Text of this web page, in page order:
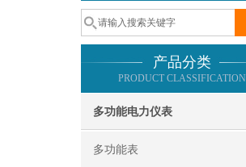
产品分类
PRODUCT CLASSIFICATION
多功能电力仪表
多功能表